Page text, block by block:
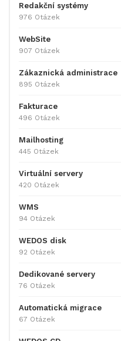
Redakční systémy
976 Otázek
WebSite
907 Otázek
Zákaznická administrace
895 Otázek
Fakturace
496 Otázek
Mailhosting
445 Otázek
Virtuální servery
420 Otázek
WMS
94 Otázek
WEDOS disk
92 Otázek
Dedikované servery
76 Otázek
Automatická migrace
67 Otázek